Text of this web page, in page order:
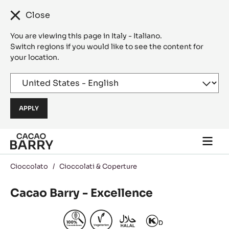
Close
You are viewing this page in Italy - Italiano.
Switch regions if you would like to see the content for
your location.
Skip to main content
main
Cioccolato / Cioccolati & Coperture
Cacao Barry - Excellence